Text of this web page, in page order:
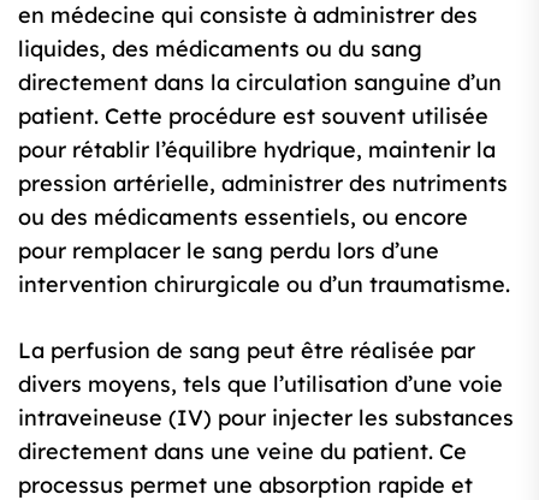
en médecine qui consiste à administrer des
liquides, des médicaments ou du sang
directement dans la circulation sanguine d’un
patient. Cette procédure est souvent utilisée
pour rétablir l’équilibre hydrique, maintenir la
pression artérielle, administrer des nutriments
ou des médicaments essentiels, ou encore
pour remplacer le sang perdu lors d’une
intervention chirurgicale ou d’un traumatisme.
La perfusion de sang peut être réalisée par
divers moyens, tels que l’utilisation d’une voie
intraveineuse (IV) pour injecter les substances
directement dans une veine du patient. Ce
processus permet une absorption rapide et